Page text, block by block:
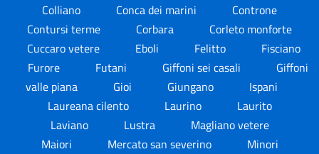
Colliano
Conca dei marini
Controne
Contursi terme
Corbara
Corleto monforte
Cuccaro vetere
Eboli Felitto
Fisciano
Furore
Futani Giffoni sei casali
Giffoni
valle piana
Gioi Giungano
Ispani
Laureana cilento
Laurino
Laurito
Laviano
Lustra
Magliano vetere
Maiori
Mercato san severino
Minori